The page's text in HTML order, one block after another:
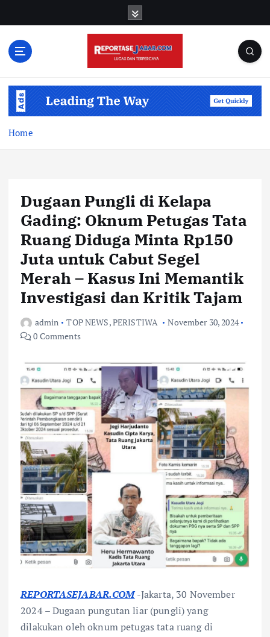
Home
Dugaan Pungli di Kelapa
Gading: Oknum Petugas Tata
Ruang Diduga Minta Rp150
Juta untuk Cabut Segel
Merah – Kasus Ini Memantik
Investigasi dan Kritik Tajam
admin TOP NEWS,PERISTIWA
November 30, 2024
0 Comments
REPORTASEJABAR.COM-Jakarta, 30 November
2024 – Dugaan pungutan liar (pungli) yang
dilakukan oleh oknum petugas tata ruang di